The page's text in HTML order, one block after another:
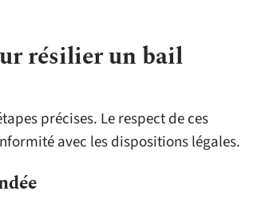
résilier un bail
précises. Le respect de ces
avec les dispositions légales.